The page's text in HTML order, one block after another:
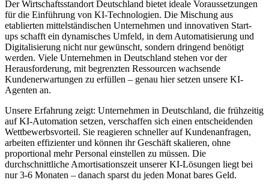
Der Wirtschaftsstandort Deutschland bietet ideale Voraussetzungen
für die Einführung von KI-Technologien. Die Mischung aus
etablierten mittelständischen Unternehmen und innovativen Start-
ups schafft ein dynamisches Umfeld, in dem Automatisierung und
Digitalisierung nicht nur gewünscht, sondern dringend benötigt
werden. Viele Unternehmen in Deutschland stehen vor der
Herausforderung, mit begrenzten Ressourcen wachsende
Kundenerwartungen zu erfüllen – genau hier setzen unsere KI-
Agenten an.
Unsere Erfahrung zeigt: Unternehmen in Deutschland, die frühzeitig
auf KI-Automation setzen, verschaffen sich einen entscheidenden
Wettbewerbsvorteil. Sie reagieren schneller auf Kundenanfragen,
arbeiten effizienter und können ihr Geschäft skalieren, ohne
proportional mehr Personal einstellen zu müssen. Die
durchschnittliche Amortisationszeit unserer KI-Lösungen liegt bei
nur 3-6 Monaten – danach sparst du jeden Monat bares Geld.